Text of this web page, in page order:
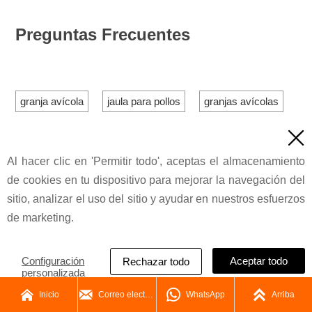
Preguntas Frecuentes
granja avícola jaula para pollos granjas avícolas
equipos para granjas avícolas
sistema de jaulas para pollos
proyecto de granja avícola
jaulas para pollos gallinero bestchickencage
sistema de jaulas proveedor de jaulas para pollos
 Inicio  Correo electrónico  WhatsApp  Arriba

Al hacer clic en 'Permitir todo', aceptas el almacenamiento
de cookies en tu dispositivo para mejorar la navegación del
sitio, analizar el uso del sitio y ayudar en nuestros esfuerzos
de marketing.
Configuración
personalizada
Rechazar todo Aceptar todo